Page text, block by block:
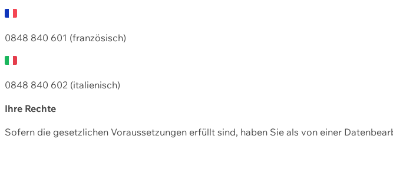
0848 840 601 (französisch)
0848 840 602 (italienisch)
Ihre Rechte
Sofern die gesetzlichen Voraussetzungen erfüllt sind, haben Sie als von einer